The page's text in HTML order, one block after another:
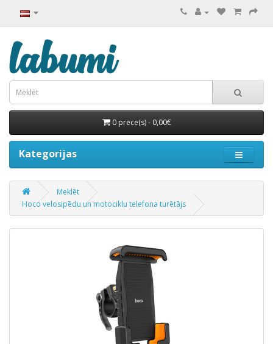
0 prece(s) - 0,00€
Kategorijas
Meklēt
Hoco velosipēdu un motociklu telefona turētājs